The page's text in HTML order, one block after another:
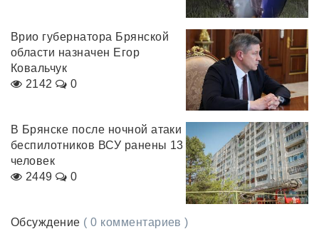
Врио губернатора Брянской
области назначен Егор
Ковальчук
2142
0
В Брянске после ночной атаки
беспилотников ВСУ ранены 13
человек
2449
0
Обсуждение ( 0 комментариев )